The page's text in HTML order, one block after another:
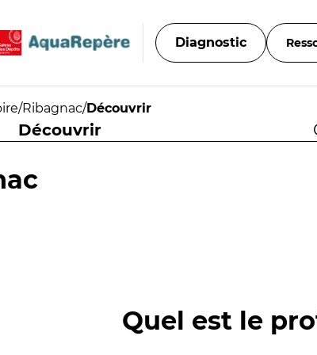
Diagnostic
/Ribagnac/Découvrir
Découvrir
Quel est le